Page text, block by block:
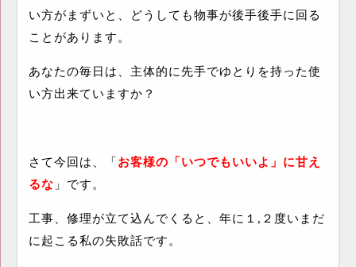
い方がまずいと、どうしても物事が後手後手に回る
ことがあります。
あなたの毎日は、主体的に先手でゆとりを持った使
い方出来ていますか？
さて今回は、「 お客様の「いつでもいいよ」に甘え
るな 」です。
工事、修理が立て込んでくると、年に１ , ２度いまだ
に起こる私の失敗話です。